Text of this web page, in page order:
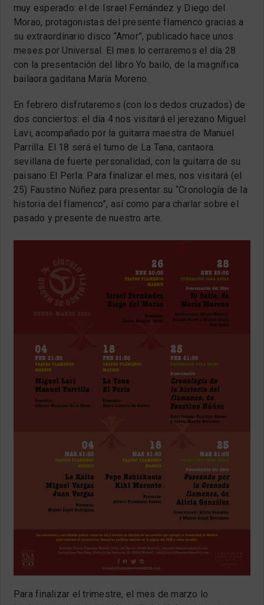
muy esperado: el de Israel Fernández y Diego del
Morao, protagonistas del presente flamenco gracias a
su extraordinario disco “Amor”, publicado hace unos
meses por Universal. El mes lo cerraremos el día 28
con la presentación del libro Yo bailo, de la magnífica
bailaora gaditana María Moreno.
En febrero disfrutaremos (con los dedos cruzados) de
dos conciertos: el día 4 nos visitará el jerezano Miguel
Lavi, acompañado por la guitarra maestra de Manuel
Parrilla. El 18 será el turno de La Tana, cantaora
sevillana de fuerte personalidad, con la guitarra de su
paisano El Perla. Para finalizar el mes, nos visitará (el
25) Faustino Núñez para presentar su “Cronología de la
historia del flamenco”, así como para charlar sobre el
pasado y presente de nuestro arte.
Para finalizar el trimestre, el mes de marzo lo